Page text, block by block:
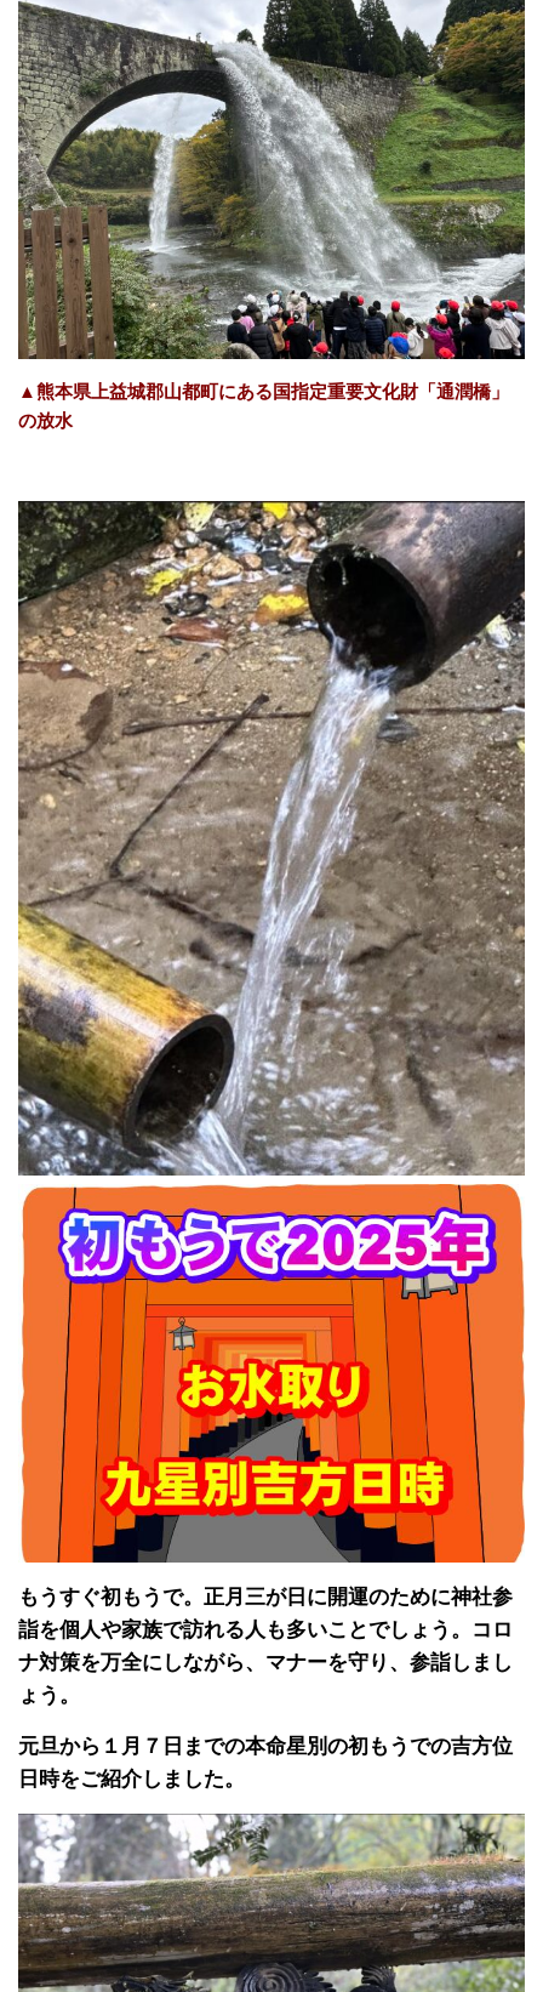
▲熊本県上益城郡山都町にある国指定重要文化財「通潤橋」
の放水
もうすぐ初もうで。正月三が日に開運のために神社参
詣を個人や家族で訪れる人も多いことでしょう。コロ
ナ対策を万全にしながら、マナーを守り、参詣しまし
ょう。
元旦から１月７日までの本命星別の初もうでの吉方位
日時をご紹介しました。